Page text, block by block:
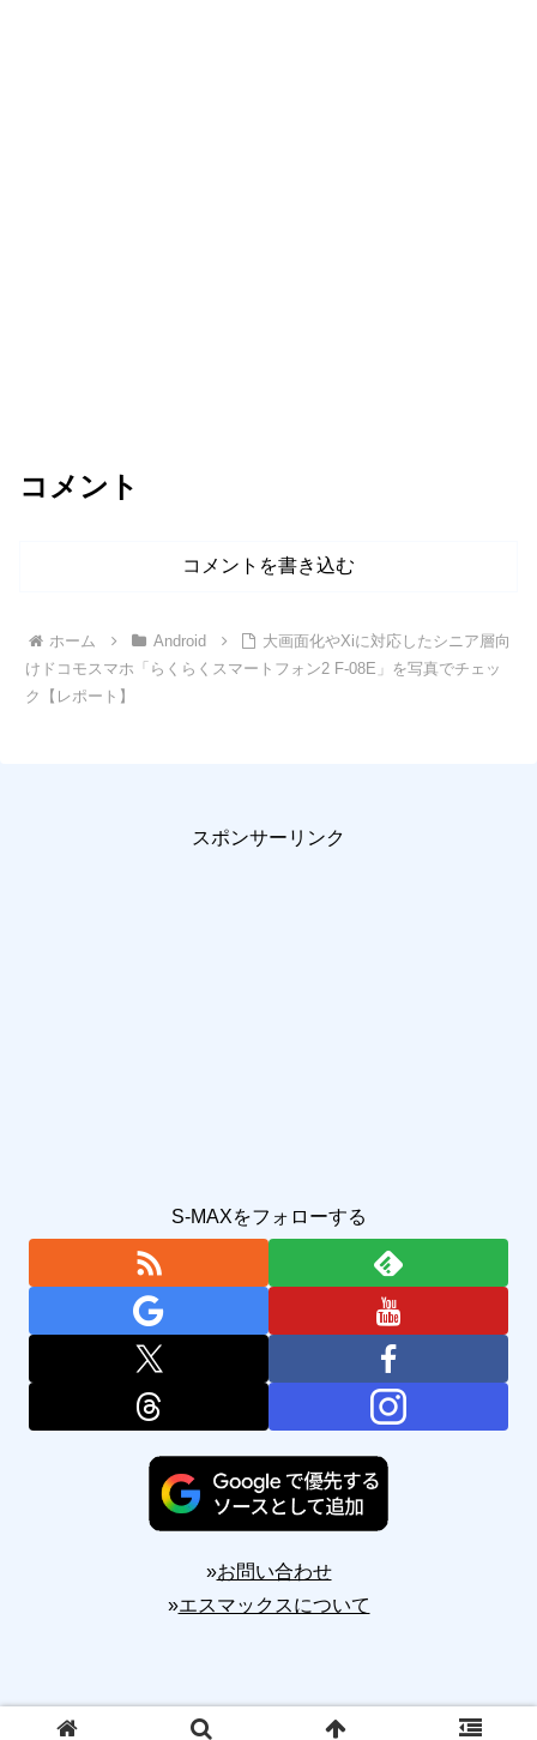
コメント
コメントを書き込む
ホーム Android
大画面化やXiに対応したシニア層向
けドコモスマホ「らくらくスマートフォン2 F-08E」を写真でチェッ
ク【レポート】
スポンサーリンク
S-MAXをフォローする
»お問い合わせ
»エスマックスについて
Copyright © 2010-2026 S-MAX All Rights Reserved.